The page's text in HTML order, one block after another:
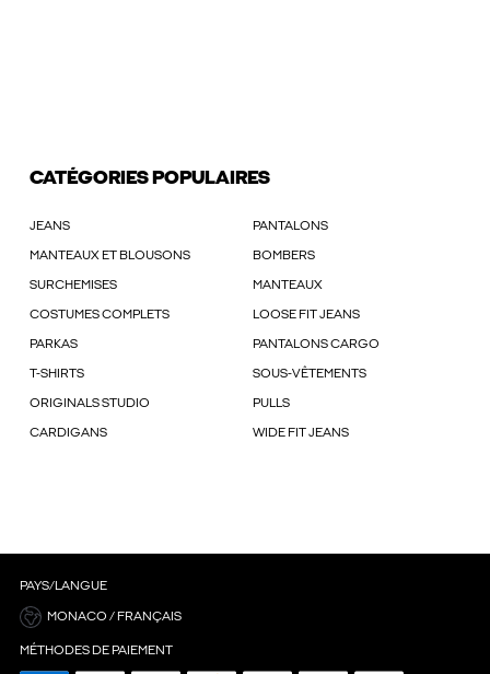
CATÉGORIES POPULAIRES
JEANS PANTALONS
MANTEAUX ET BLOUSONS BOMBERS
SURCHEMISES MANTEAUX
COSTUMES COMPLETS LOOSE FIT JEANS
PARKAS PANTALONS CARGO
T-SHIRTS SOUS-VÊTEMENTS
ORIGINALS STUDIO PULLS
CARDIGANS WIDE FIT JEANS
PAYS/LANGUE
MONACO / FRANÇAIS
MÉTHODES DE PAIEMENT